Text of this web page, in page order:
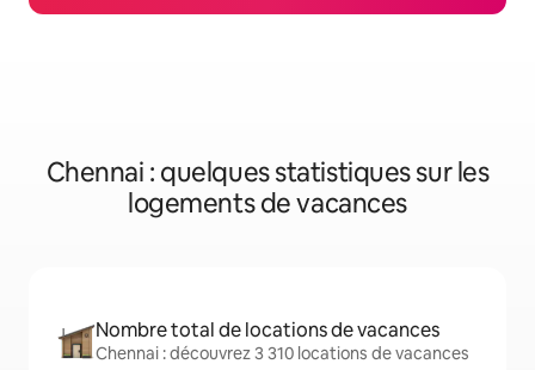
Chennai : quelques statistiques sur les
logements de vacances
Nombre total de locations de vacances
Chennai : découvrez 3 310 locations de vacances